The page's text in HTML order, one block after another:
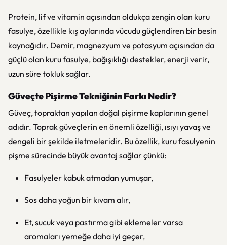
Protein, lif ve vitamin açısından oldukça zengin olan kuru
fasulye, özellikle kış aylarında vücudu güçlendiren bir besin
kaynağıdır. Demir, magnezyum ve potasyum açısından da
güçlü olan kuru fasulye, bağışıklığı destekler, enerji verir,
uzun süre tokluk sağlar.
Güveçte Pişirme Tekniğinin Farkı Nedir?
Güveç, topraktan yapılan doğal pişirme kaplarının genel
adıdır. Toprak güveçlerin en önemli özelliği, ısıyı yavaş ve
dengeli bir şekilde iletmeleridir. Bu özellik, kuru fasulyenin
pişme sürecinde büyük avantaj sağlar çünkü:
Fasulyeler kabuk atmadan yumuşar,
Sos daha yoğun bir kıvam alır,
Et, sucuk veya pastırma gibi eklemeler varsa
aromaları yemeğe daha iyi geçer,